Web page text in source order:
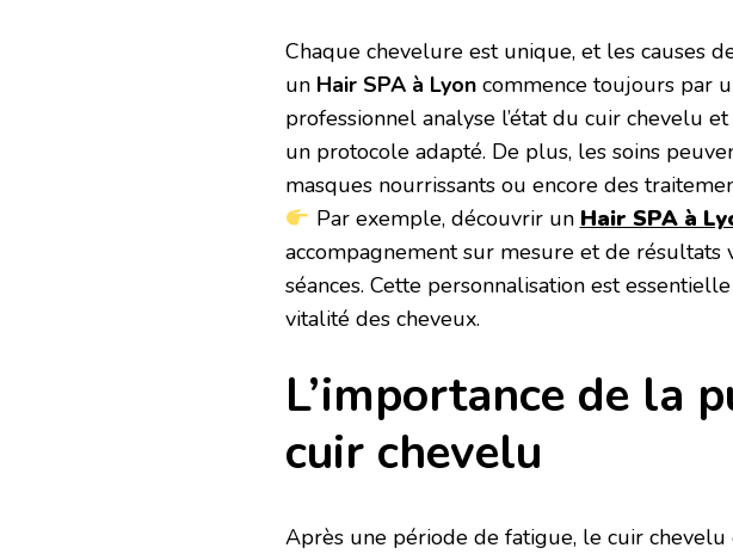
Chaque chevelure est unique, et les causes
un Hair SPA à Lyon commence toujours par
professionnel analyse l’état du cuir chevelu
un protocole adapté. De plus, les soins
masques nourrissants ou encore des
Par exemple, découvrir un Hair SPA à
accompagnement sur mesure et de résultats
séances. Cette personnalisation est
vitalité des cheveux.
L’importance de la
cuir chevelu
Après une période de fatigue, le cuir chevelu